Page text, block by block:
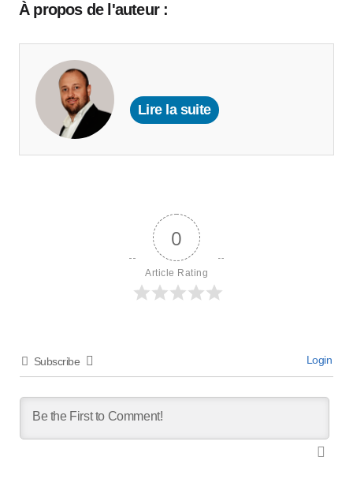
À propos de l'auteur :
Lire la suite
0
Article Rating
Subscribe Login